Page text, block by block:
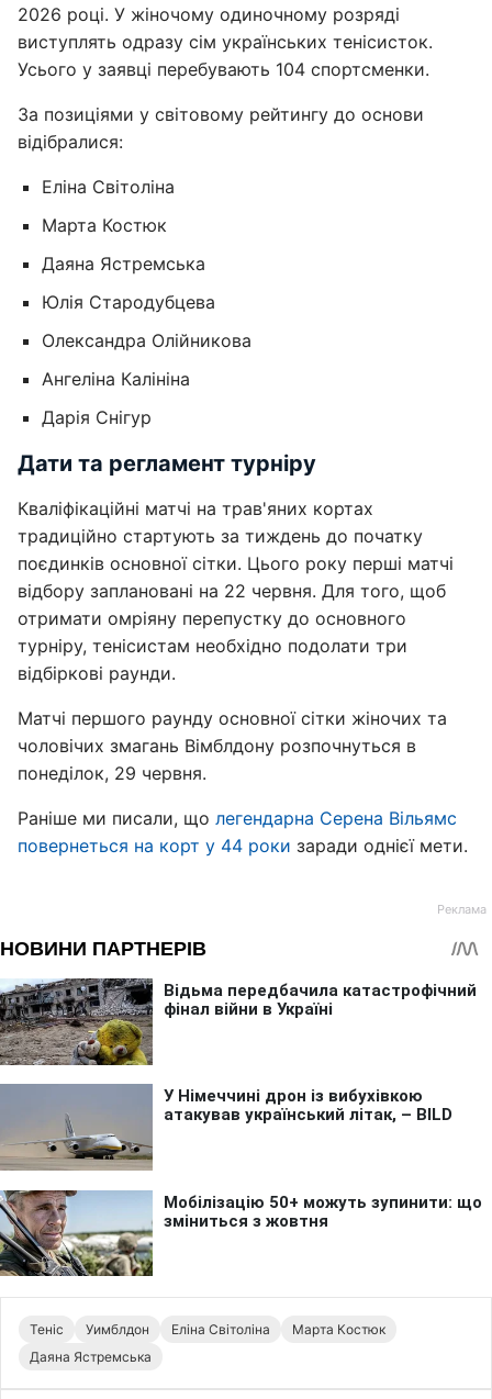
2026 році. У жіночому одиночному розряді
виступлять одразу сім українських тенісисток.
Усього у заявці перебувають 104 спортсменки.
За позиціями у світовому рейтингу до основи
відібралися:
Еліна Світоліна
Марта Костюк
Даяна Ястремська
Юлія Стародубцева
Олександра Олійникова
Ангеліна Калініна
Дарія Снігур
Дати та регламент турніру
Кваліфікаційні матчі на трав'яних кортах
традиційно стартують за тиждень до початку
поєдинків основної сітки. Цього року перші матчі
відбору заплановані на 22 червня. Для того, щоб
отримати омріяну перепустку до основного
турніру, тенісистам необхідно подолати три
відбіркові раунди.
Матчі першого раунду основної сітки жіночих та
чоловічих змагань Вімблдону розпочнуться в
понеділок, 29 червня.
Раніше ми писали, що легендарна Серена Вільямс
повернеться на корт у 44 роки заради однієї мети.
Теніс Уимблдон Еліна Світоліна
Марта Костюк
Даяна Ястремська